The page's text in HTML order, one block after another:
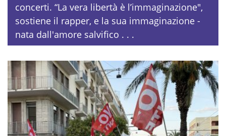
concerti. “La vera libertà è l’immaginazione",
sostiene il rapper, e la sua immaginazione -
nata dall'amore salvifico . . .